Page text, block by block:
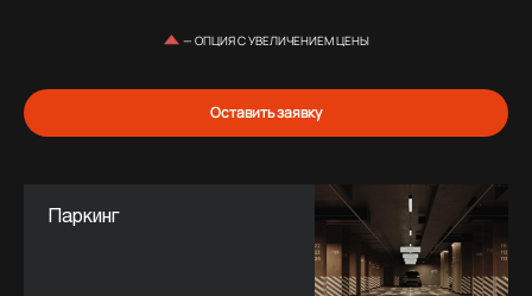
— ОПЦИЯ С УВЕЛИЧЕНИЕМ ЦЕНЫ
Оставить заявку
Паркинг